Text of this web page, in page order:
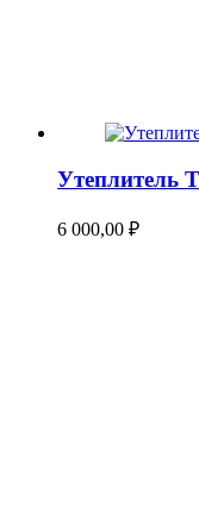
Утеплитель
6 000,00 ₽